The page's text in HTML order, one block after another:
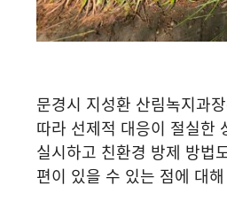
문경시 지성환 산림녹지과
따라 선제적 대응이 절실한
실시하고 친환경 방제 방법
편이 있을 수 있는 점에 대